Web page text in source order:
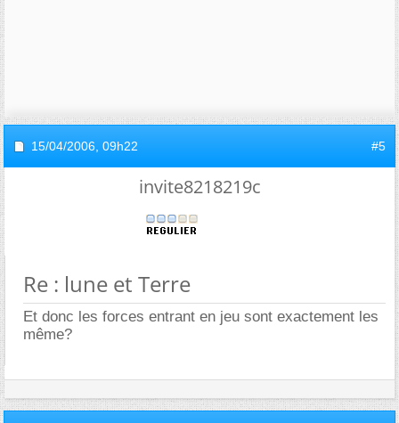
15/04/2006, 09h22 #5
invite8218219c
Re : lune et Terre
Et donc les forces entrant en jeu sont exactement les
même?